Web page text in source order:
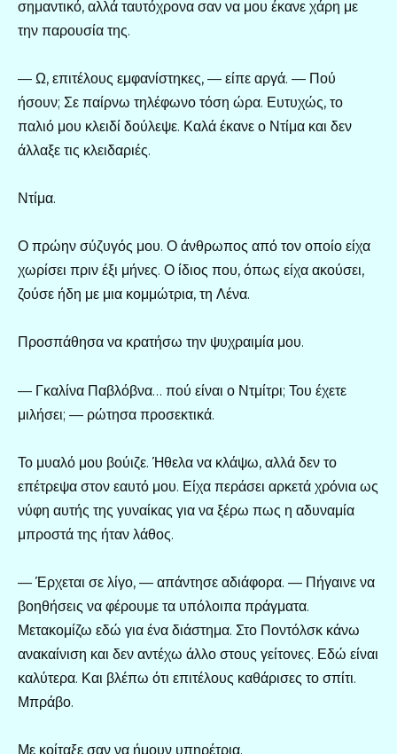
σημαντικό, αλλά ταυτόχρονα σαν να μου έκανε χάρη με
την παρουσία της.
— Ω, επιτέλους εμφανίστηκες, — είπε αργά. — Πού
ήσουν; Σε παίρνω τηλέφωνο τόση ώρα. Ευτυχώς, το
παλιό μου κλειδί δούλεψε. Καλά έκανε ο Ντίμα και δεν
άλλαξε τις κλειδαριές.
Ντίμα.
Ο πρώην σύζυγός μου. Ο άνθρωπος από τον οποίο είχα
χωρίσει πριν έξι μήνες. Ο ίδιος που, όπως είχα ακούσει,
ζούσε ήδη με μια κομμώτρια, τη Λένα.
Προσπάθησα να κρατήσω την ψυχραιμία μου.
— Γκαλίνα Παβλόβνα… πού είναι ο Ντμίτρι; Του έχετε
μιλήσει; — ρώτησα προσεκτικά.
Το μυαλό μου βούιζε. Ήθελα να κλάψω, αλλά δεν το
επέτρεψα στον εαυτό μου. Είχα περάσει αρκετά χρόνια ως
νύφη αυτής της γυναίκας για να ξέρω πως η αδυναμία
μπροστά της ήταν λάθος.
— Έρχεται σε λίγο, — απάντησε αδιάφορα. — Πήγαινε να
βοηθήσεις να φέρουμε τα υπόλοιπα πράγματα.
Μετακομίζω εδώ για ένα διάστημα. Στο Ποντόλσκ κάνω
ανακαίνιση και δεν αντέχω άλλο στους γείτονες. Εδώ είναι
καλύτερα. Και βλέπω ότι επιτέλους καθάρισες το σπίτι.
Μπράβο.
Με κοίταξε σαν να ήμουν υπηρέτρια.